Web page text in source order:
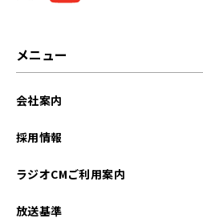
メニュー
会社案内
採用情報
ラジオCMご利用案内
放送基準